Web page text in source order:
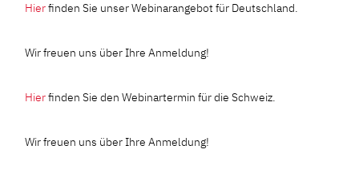
Hierfinden Sie unser Webinarangebot für Deutschland.
Wir freuen uns über Ihre Anmeldung!
Hierfinden Sie den Webinartermin für die Schweiz.
Wir freuen uns über Ihre Anmeldung!